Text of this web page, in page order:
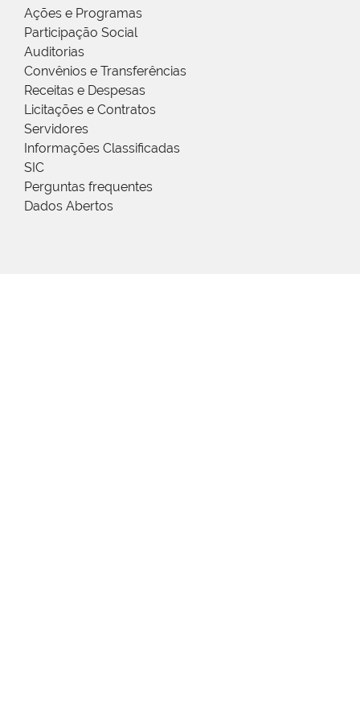
Ações e Programas
Participação Social
Auditorias
Convênios e Transferências
Receitas e Despesas
Licitações e Contratos
Servidores
Informações Classificadas
SIC
Perguntas frequentes
Dados Abertos